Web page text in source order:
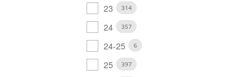
23 314
24 357
24-25 6
25 397